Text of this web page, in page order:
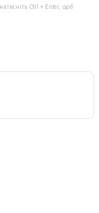
Ctrl + Enter, щоб